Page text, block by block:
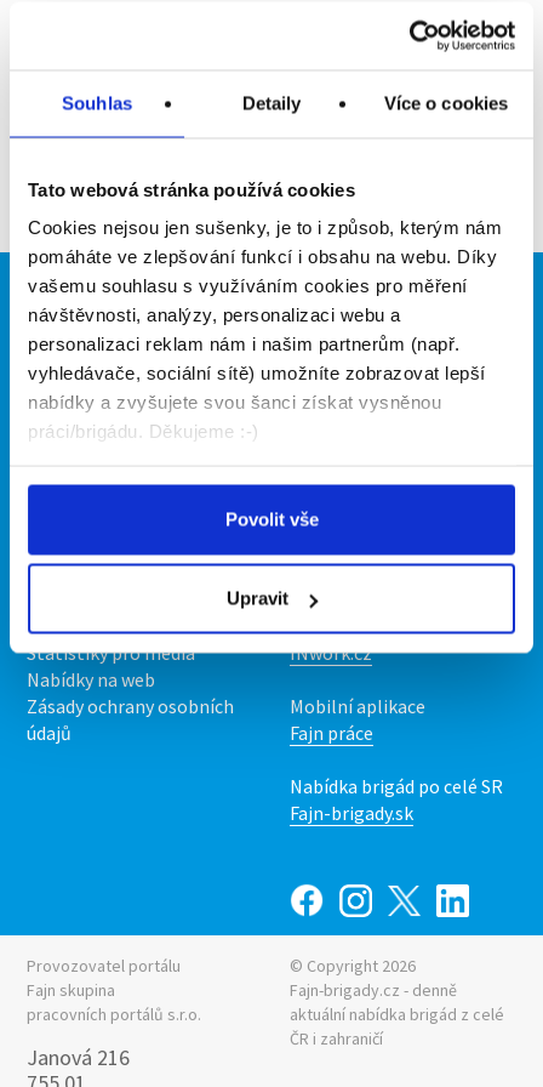
Souhlas Detaily Více o cookies
Tato webová stránka používá cookies
Cookies nejsou jen sušenky, je to i způsob, kterým nám
pomáháte ve zlepšování funkcí i obsahu na webu. Díky
vašemu souhlasu s využíváním cookies pro měření
návštěvnosti, analýzy, personalizaci webu a
personalizaci reklam nám i našim partnerům (např.
vyhledávače, sociální sítě) umožníte zobrazovat lepší
nabídky a zvyšujete svou šanci získat vysněnou
práci/brigádu. Děkujeme :-)
Povolit vše
Upravit
Brigádníci
Články
Hledané brigády
Firmy
Vložit inzerát
Ceník
Propagace
O portálu
Kontakt
O nás
Upravit předvolby cookies
Statistiky pro média
Nabídky na web
Zásady ochrany osobních
údajů
Fajn brigády
Nabídka práce z celé ČR
INwork.cz
Mobilní aplikace
Fajn práce
Nabídka brigád po celé SR
Fajn-brigady.sk
Provozovatel portálu
Fajn skupina
pracovních portálů s.r.o.
Janová 216
© Copyright 2026
Fajn-brigady.cz - denně
aktuální nabídka brigád z celé
ČR i zahraničí